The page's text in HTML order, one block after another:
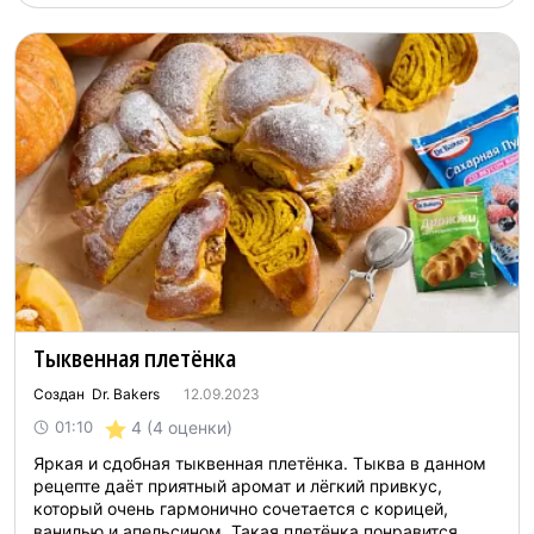
Тыквенная плетёнка
Создан Dr. Bakers 12.09.2023
01:10 4 (4 оценки)
Яркая и сдобная тыквенная плетёнка. Тыква в данном
рецепте даёт приятный аромат и лёгкий привкус,
который очень гармонично сочетается с корицей,